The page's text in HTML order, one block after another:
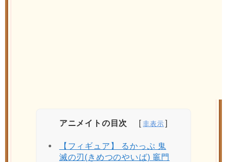
アニメイトの目次
【フィギュア】 るかっぷ 鬼
滅の刃(きめつのやいば) 竈門